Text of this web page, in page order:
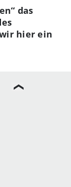
das
hier ein